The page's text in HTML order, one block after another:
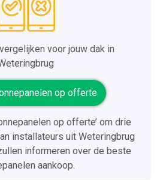
voor jouw dak in
op offerte
op offerte’ om drie
installateurs uit Weteringbrug
informeren over de beste
aankoop.